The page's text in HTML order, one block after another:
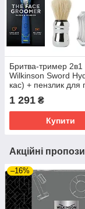
Бритва-тример 2в1
Wilkinson Sword
кас) + пензлик для
бальзам після
Proraso Red
1 291 ₴
Купити
Акційні
–16%